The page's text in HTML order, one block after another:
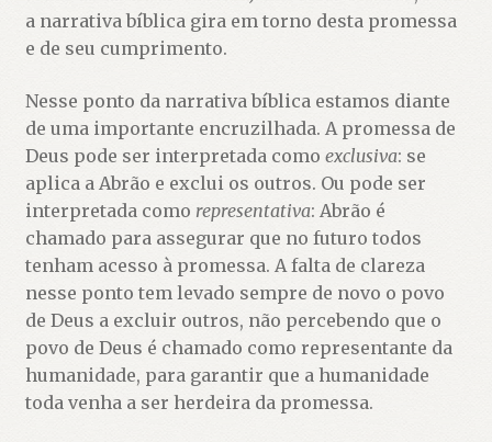
a narrativa bíblica gira em torno desta promessa
e de seu cumprimento.
Nesse ponto da narrativa bíblica estamos diante
de uma importante encruzilhada. A promessa de
Deus pode ser interpretada como exclusiva: se
aplica a Abrão e exclui os outros. Ou pode ser
interpretada como representativa: Abrão é
chamado para assegurar que no futuro todos
tenham acesso à promessa. A falta de clareza
nesse ponto tem levado sempre de novo o povo
de Deus a excluir outros, não percebendo que o
povo de Deus é chamado como representante da
humanidade, para garantir que a humanidade
toda venha a ser herdeira da promessa.